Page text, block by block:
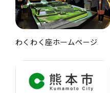
わくわく座ホームページ